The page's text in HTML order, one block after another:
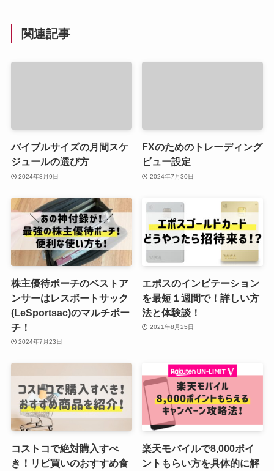
関連記事
バイブルサイズの月間スケ
ジュールの選び方
2024年8月9日
FXのためのトレーディング
ビュー設定
2024年7月30日
株主優待ポーチのベストア
ンサーはレスポートサック
(LeSportsac)のマルチポー
チ！
2024年7月23日
エポスのインビテーション
を最短１週間で！詳しい方
法と体験談！
2021年8月25日
コストコで絶対購入すべ
き！リピ買いのおすすめ食
楽天モバイルで8,000ポイ
ントもらい方を具体的に解